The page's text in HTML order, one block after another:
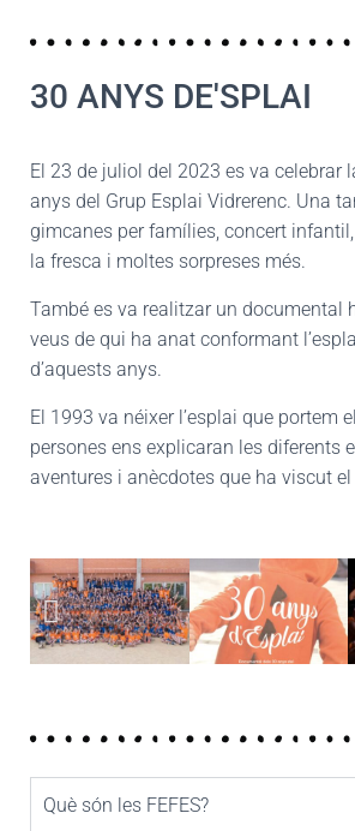
30 ANYS DE'SPLAI
El 23 de juliol del 2023 es va celebrar
anys del Grup Esplai Vidrerenc. Una
gimcanes per famílies, concert
la fresca i moltes sorpreses més.
També es va realitzar un documental
veus de qui ha anat conformant
d’aquests anys.
El 1993 va néixer l’esplai que portem
persones ens explicaran les diferents
aventures i anècdotes que ha viscut el
Què són les FEFES?